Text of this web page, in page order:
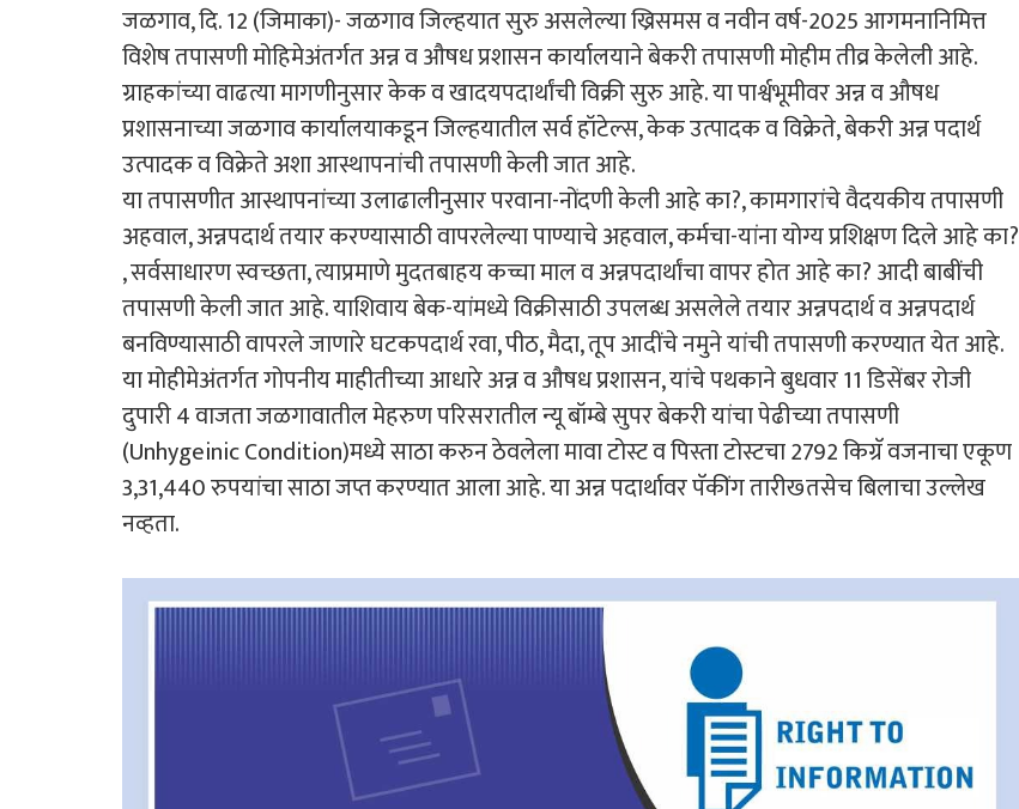
जळगाव, दि. 12 (जिमाका)- जळगाव जिल्हयात सुरु असलेल्या ख्रिसमस व नवीन वर्ष-2025 आगमनानिमित्त
‍विशेष तपासणी मोहिमेअंतर्गत अन्न व औषध प्रशासन कार्यालयाने बेकरी तपासणी मोहीम तीव्र केलेली आहे.
ग्राहकांच्या वाढत्या मागणीनुसार केक व खादयपदार्थांची विक्री सुरु आहे. या पार्श्वभूमीवर अन्न व औषध
प्रशासनाच्या जळगाव कार्यालयाकडून जिल्हयातील सर्व हॉटेल्स, केक उत्पादक व विक्रेते, बेकरी अन्न पदार्थ
उत्पादक व विक्रेते अशा आस्थापनांची तपासणी केली जात आहे.
या तपासणीत आस्थापनांच्या उलाढालीनुसार परवाना-नोंदणी केली आहे का?, कामगारांचे वैदयकीय तपासणी
अहवाल, अन्नपदार्थ तयार करण्यासाठी वापरलेल्या पाण्याचे अहवाल, कर्मचा-यांना योग्य प्रशिक्षण दिले आहे का?
, सर्वसाधारण स्वच्छता, त्याप्रमाणे मुदतबाहय कच्चा माल व अन्नपदार्थांचा वापर होत आहे का? आदी बाबींची
तपासणी केली जात आहे. याशिवाय बेक-यांमध्ये विक्रीसाठी उपलब्ध असलेले तयार अन्नपदार्थ व अन्नपदार्थ
बनविण्यासाठी वापरले जाणारे घटकपदार्थ रवा, पीठ, मैदा, तूप आदींचे नमुने यांची तपासणी करण्यात येत आहे.
या मोहीमेअंतर्गत गोपनीय माहीतीच्या आधारे अन्न व औषध प्रशासन, यांचे पथकाने बुधवार 11 डिसेंबर रोजी
दुपारी 4 वाजता जळगावातील मेहरुण परिसरातील न्यू बॉम्बे सुपर बेकरी यांचा पेढीच्या तपासणी
(Unhygeinic Condition)मध्ये साठा करुन ठेवलेला मावा टोस्ट व पिस्ता टोस्टचा 2792 किग्रॅ वजनाचा एकूण
3,31,440 रुपयांचा साठा जप्त करण्यात आला आहे. या अन्न पदार्थावर पॅकींग तारीख्‍ तसेच बिलाचा उल्लेख
नव्हता.